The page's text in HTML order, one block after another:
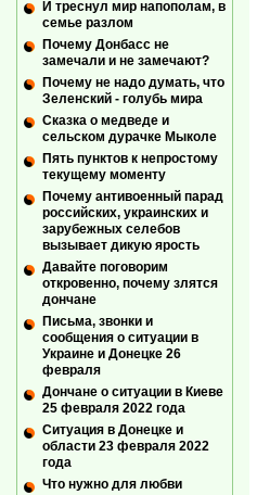
И треснул мир напополам, в
семье разлом
Почему Донбасс не
замечали и не замечают?
Почему не надо думать, что
Зеленский - голубь мира
Сказка о медведе и
сельском дурачке Мыколе
Пять пунктов к непростому
текущему моменту
Почему антивоенный парад
российских, украинских и
зарубежных селебов
вызывает дикую ярость
Давайте поговорим
откровенно, почему злятся
дончане
Письма, звонки и
сообщения о ситуации в
Украине и Донецке 26
февраля
Дончане о ситуации в Киеве
25 февраля 2022 года
Ситуация в Донецке и
области 23 февраля 2022
года
Что нужно для любви